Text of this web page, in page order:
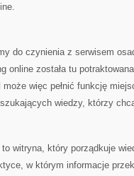
do czynienia z serwisem
online została tu
więc pełnić funkcję
wiedzy, którzy
witryna, który porządkuje
w którym informacje